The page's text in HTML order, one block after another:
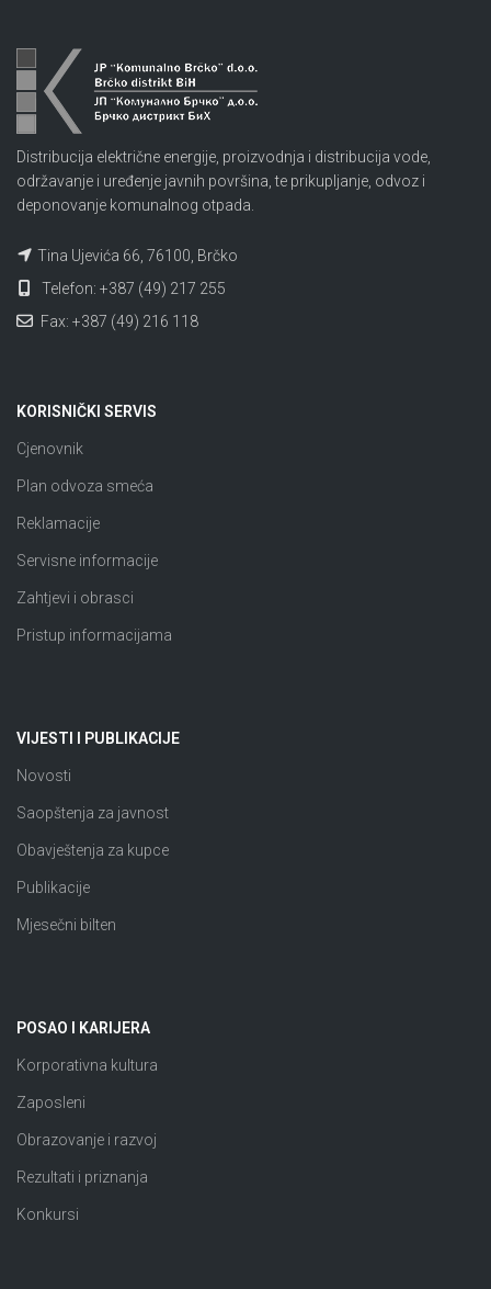
Distribucija električne energije, proizvodnja i distribucija vode,
održavanje i uređenje javnih površina, te prikupljanje, odvoz i
deponovanje komunalnog otpada.
Tina Ujevića 66, 76100, Brčko
Telefon: +387 (49) 217 255
Fax: +387 (49) 216 118
KORISNIČKI SERVIS
Cjenovnik
Plan odvoza smeća
Reklamacije
Servisne informacije
Zahtjevi i obrasci
Pristup informacijama
VIJESTI I PUBLIKACIJE
Novosti
Saopštenja za javnost
Obavještenja za kupce
Publikacije
Mjesečni bilten
POSAO I KARIJERA
Korporativna kultura
Zaposleni
Obrazovanje i razvoj
Rezultati i priznanja
Konkursi